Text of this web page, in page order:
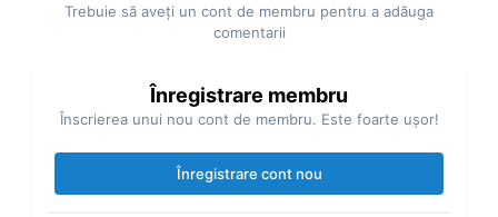
Trebuie să aveţi un cont de membru pentru a adăuga
comentarii
Înregistrare membru
Înscrierea unui nou cont de membru. Este foarte uşor!
Înregistrare cont nou